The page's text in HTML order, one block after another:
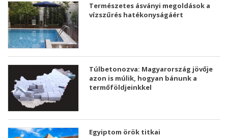
Természetes ásványi megoldások a
vízszűrés hatékonyságáért
Túlbetonozva: Magyarország jövője
azon is múlik, hogyan bánunk a
termőföldjeinkkel
Egyiptom örök titkai